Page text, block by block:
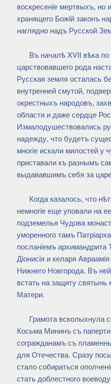
воскресенiе мертвыхъ, но
хранящего Божiй законъ
наглядно надъ Русской
Въ началѣ XVII вѣка
царствовавшего рода
Русская земля осталась
внутренней смутой,
окрестныхъ народовъ,
области и даже сердце
Измалодушествовались
надежду, что будетъ
многiе искали милостей у
приставали къ разнымъ
выдававшимъ себя за
Когда казалось, что
немногiе еще уповали на
подземелья Чудова
уморенного тамъ
посланiемъ архимандрита
Дiонисiя и келаря
Нижнего Новгорода. Въ
встать на защиту
Матери.
Грамота всколыхнула
Косьма Мининъ съ
согражданамъ съ
для Отечества. Сразу
стало собираться
стать доблестного